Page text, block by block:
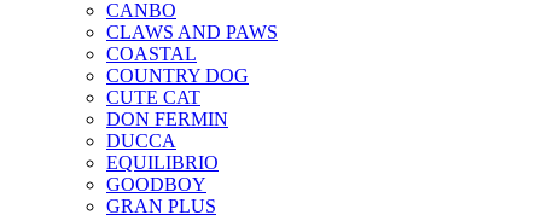
CANBO
CLAWS AND PAWS
COASTAL
COUNTRY DOG
CUTE CAT
DON FERMIN
DUCCA
EQUILIBRIO
GOODBOY
GRAN PLUS